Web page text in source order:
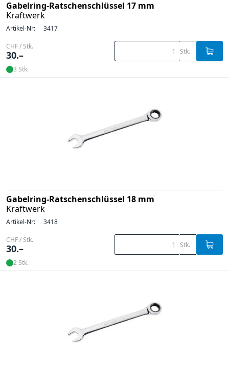
Gabelring-Ratschenschlüssel 17 mm
Kraftwerk
Artikel-Nr: 3417
CHF / Stk.
30.– Stk.
3 Stk.
Gabelring-Ratschenschlüssel 18 mm
Kraftwerk
Artikel-Nr: 3418
CHF / Stk.
30.– Stk.
2 Stk.